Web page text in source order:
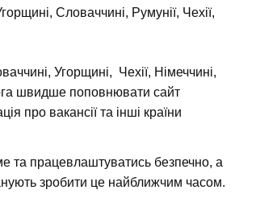
Словаччині, Румунії, Чехії,
Угорщині, Чехії, Німеччині,
швидше поповнювати сайт
про вакансії та інші країни
та працевлаштуватись безпечно, а
зробити це найближчим часом.